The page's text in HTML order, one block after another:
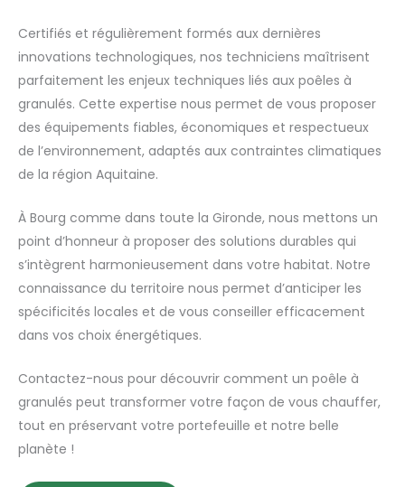
Certifiés et régulièrement formés aux dernières
innovations technologiques, nos techniciens maîtrisent
parfaitement les enjeux techniques liés aux poêles à
granulés. Cette expertise nous permet de vous proposer
des équipements fiables, économiques et respectueux
de l’environnement, adaptés aux contraintes climatiques
de la région Aquitaine.
À Bourg comme dans toute la Gironde, nous mettons un
point d’honneur à proposer des solutions durables qui
s’intègrent harmonieusement dans votre habitat. Notre
connaissance du territoire nous permet d’anticiper les
spécificités locales et de vous conseiller efficacement
dans vos choix énergétiques.
Contactez-nous pour découvrir comment un poêle à
granulés peut transformer votre façon de vous chauffer,
tout en préservant votre portefeuille et notre belle
planète !